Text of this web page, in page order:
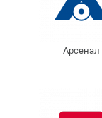
Арсенал